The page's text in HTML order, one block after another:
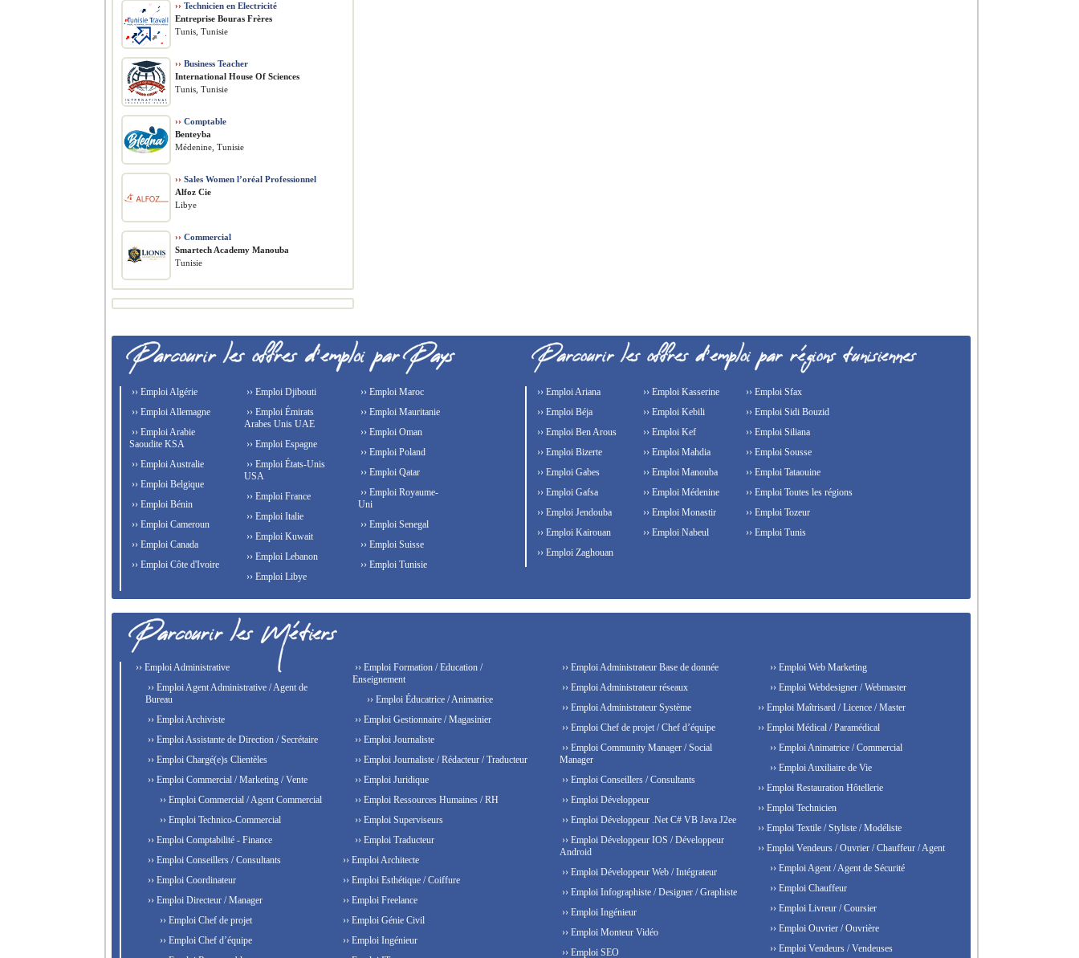
›› Technicien en Electricité
Entreprise Bouras Frères
Tunis, Tunisie
›› Business Teacher
International House Of Sciences
Tunis, Tunisie
›› Comptable
Benteyba
Médenine, Tunisie
›› Sales Women l’oréal Professionnel
Alfoz Cie
Libye
›› Commercial
Smartech Academy Manouba
Tunisie
›› Emploi Algérie
›› Emploi Allemagne
›› Emploi Arabie
Saoudite KSA
›› Emploi Australie
›› Emploi Belgique
›› Emploi Bénin
›› Emploi Cameroun
›› Emploi Canada
›› Emploi Côte d'Ivoire
›› Emploi Djibouti
›› Emploi Émirats
Arabes Unis UAE
›› Emploi Espagne
›› Emploi États-Unis
USA
›› Emploi France
›› Emploi Italie
›› Emploi Kuwait
›› Emploi Lebanon
›› Emploi Libye
›› Emploi Maroc
›› Emploi Mauritanie
›› Emploi Oman
›› Emploi Poland
›› Emploi Qatar
›› Emploi Royaume-
Uni
›› Emploi Senegal
›› Emploi Suisse
›› Emploi Tunisie
›› Emploi Ariana
›› Emploi Béja
›› Emploi Ben Arous
›› Emploi Bizerte
›› Emploi Gabes
›› Emploi Gafsa
›› Emploi Jendouba
›› Emploi Kairouan
›› Emploi Kasserine
›› Emploi Kebili
›› Emploi Kef
›› Emploi Mahdia
›› Emploi Manouba
›› Emploi Médenine
›› Emploi Monastir
›› Emploi Nabeul
›› Emploi Sfax
›› Emploi Sidi Bouzid
›› Emploi Siliana
›› Emploi Sousse
›› Emploi Tataouine
›› Emploi Toutes les régions
›› Emploi Tozeur
›› Emploi Tunis
›› Emploi Zaghouan
›› Emploi Administrative
›› Emploi Agent Administrative / Agent de
Bureau
›› Emploi Archiviste
›› Emploi Assistante de Direction / Secrétaire
›› Emploi Chargé(e)s Clientèles
›› Emploi Commercial / Marketing / Vente
›› Emploi Commercial / Agent Commercial
›› Emploi Technico-Commercial
›› Emploi Comptabilité - Finance
›› Emploi Conseillers / Consultants
›› Emploi Coordinateur
›› Emploi Directeur / Manager
›› Emploi Chef de projet
›› Emploi Chef d’équipe
›› Emploi Formation / Education /
Enseignement
›› Emploi Éducatrice / Animatrice
›› Emploi Gestionnaire / Magasinier
›› Emploi Journaliste
›› Emploi Journaliste / Rédacteur / Traducteur
›› Emploi Juridique
›› Emploi Ressources Humaines / RH
›› Emploi Superviseurs
›› Emploi Traducteur
›› Emploi Architecte
›› Emploi Esthétique / Coiffure
›› Emploi Freelance
›› Emploi Génie Civil
›› Emploi Ingénieur
›› Emploi Administrateur Base de donnée
›› Emploi Administrateur réseaux
›› Emploi Administrateur Système
›› Emploi Chef de projet / Chef d’équipe
›› Emploi Community Manager / Social
Manager
›› Emploi Conseillers / Consultants
›› Emploi Développeur
›› Emploi Développeur .Net C# VB Java J2ee
›› Emploi Développeur IOS / Développeur
Android
›› Emploi Développeur Web / Intégrateur
›› Emploi Infographiste / Designer / Graphiste
›› Emploi Ingénieur
›› Emploi Monteur Vidéo
›› Emploi SEO
›› Emploi Web Marketing
›› Emploi Webdesigner / Webmaster
›› Emploi Maîtrisard / Licence / Master
›› Emploi Médical / Paramédical
›› Emploi Animatrice / Commercial
›› Emploi Auxiliaire de Vie
›› Emploi Restauration Hôtellerie
›› Emploi Technicien
›› Emploi Textile / Styliste / Modéliste
›› Emploi Vendeurs / Ouvrier / Chauffeur / Agent
›› Emploi Agent / Agent de Sécurité
›› Emploi Chauffeur
›› Emploi Livreur / Coursier
›› Emploi Ouvrier / Ouvrière
›› Emploi Vendeurs / Vendeuses